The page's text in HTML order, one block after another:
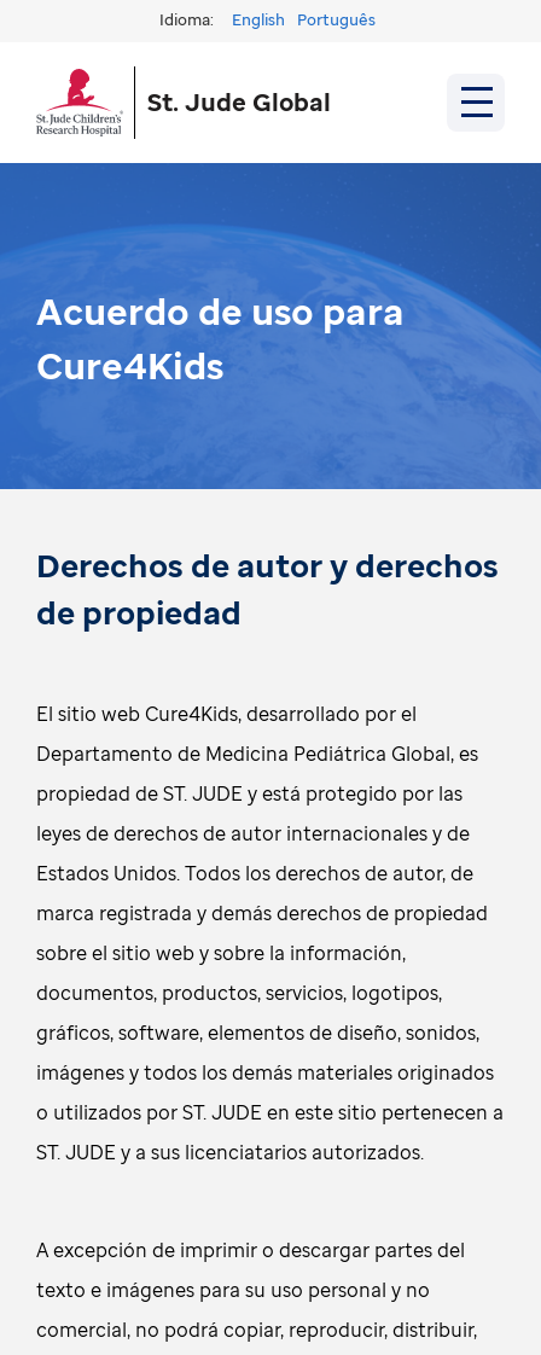
Idioma: English Português
St. Jude Global
Acuerdo de uso para
Cure4Kids
Derechos de autor y derechos
de propiedad
El sitio web Cure4Kids, desarrollado por el
Departamento de Medicina Pediátrica Global, es
propiedad de ST. JUDE y está protegido por las
leyes de derechos de autor internacionales y de
Estados Unidos. Todos los derechos de autor, de
marca registrada y demás derechos de propiedad
sobre el sitio web y sobre la información,
documentos, productos, servicios, logotipos,
gráficos, software, elementos de diseño, sonidos,
imágenes y todos los demás materiales originados
o utilizados por ST. JUDE en este sitio pertenecen a
ST. JUDE y a sus licenciatarios autorizados.
A excepción de imprimir o descargar partes del
texto e imágenes para su uso personal y no
comercial, no podrá copiar, reproducir, distribuir,